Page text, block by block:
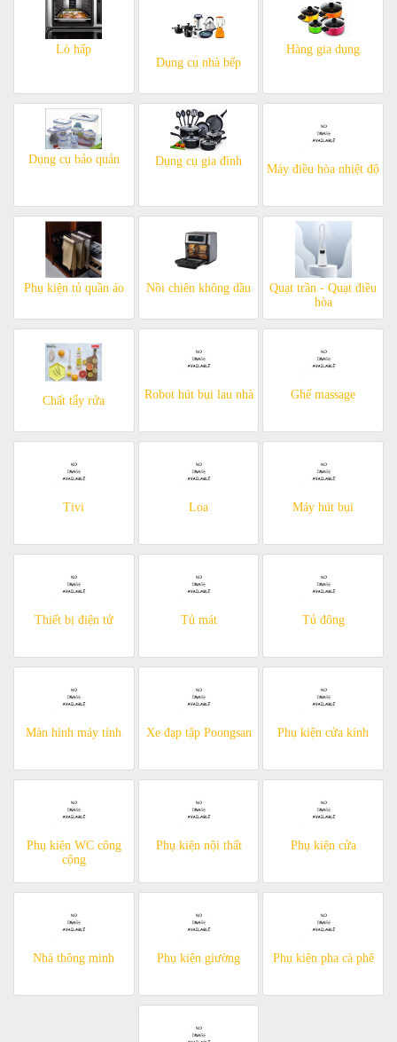
Lò hấp
Dụng cụ nhà bếp
Hàng gia dụng
Dụng cụ bảo quản Dụng cụ gia đình
Máy điều hòa nhiệt độ
Phụ kiện tủ quần áo Nồi chiên không dầu
Quạt trần - Quạt điều
hòa
Chất tẩy rửa Robot hút bụi lau nhà Ghế massage
Tivi Loa Máy hút bụi
Thiết bị điện tử Tủ mát Tủ đông
Màn hình máy tính Xe đạp tập Poongsan Phụ kiện cửa kính
Phụ kiện WC công
cộng
Phụ kiện nội thất Phụ kiện cửa
Nhà thông minh Phụ kiện giường Phụ kiện pha cà phê